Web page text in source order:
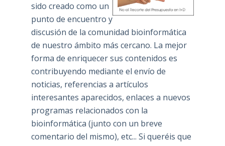
sido creado como un
punto de encuentro y
discusión de la comunidad bioinformática
de nuestro ámbito más cercano. La mejor
forma de enriquecer sus contenidos es
contribuyendo mediante el envío de
noticias, referencias a artículos
interesantes aparecidos, enlaces a nuevos
programas relacionados con la
bioinformática (junto con un breve
comentario del mismo), etc... Si queréis que